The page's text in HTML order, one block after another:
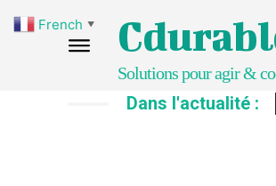
Solutions pour agir &
Dans l'actualité :
French ▼